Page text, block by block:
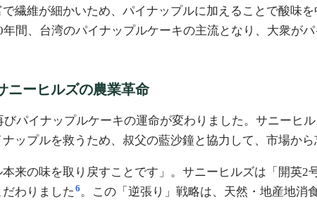
繊維が細かいため、パイナップルに加えることで酸味
間、台湾のパイナップルケーキの主流となり、大衆が
ニーヒルズの農業革命
パイナップルケーキの運命が変わりました。サニーヒ
ップルを救うため、叔父の藍沙鐘と協力して、市場か
本来の味を取り戻すことです」。サニーヒルズは「開英
わりました 6。この「逆張り」戦略は、天然・地産地消